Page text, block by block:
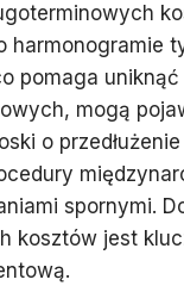
pomaga
mogą
o
spornymi.
kosztów jest